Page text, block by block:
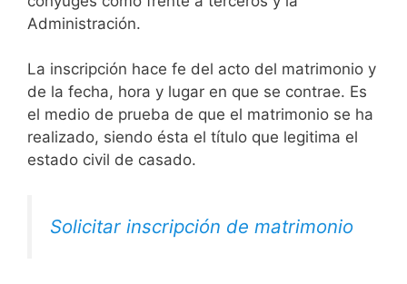
Administración.
La inscripción hace fe del acto del matrimonio y
de la fecha, hora y lugar en que se contrae. Es
el medio de prueba de que el matrimonio se ha
realizado, siendo ésta el título que legitima el
estado civil de casado.
Solicitar inscripción de matrimonio